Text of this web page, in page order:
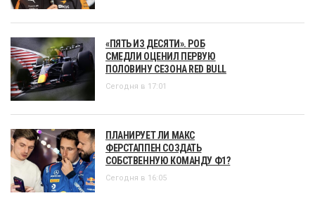
«ПЯТЬ ИЗ ДЕСЯТИ». РОБ
СМЕДЛИ ОЦЕНИЛ ПЕРВУЮ
ПОЛОВИНУ СЕЗОНА RED BULL
Сегодня в 17:01
ПЛАНИРУЕТ ЛИ МАКС
ФЕРСТАППЕН СОЗДАТЬ
СОБСТВЕННУЮ КОМАНДУ Ф1?
Сегодня в 16:05